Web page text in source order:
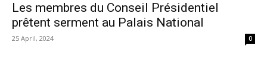
Les membres du Conseil Présidentiel
prêtent serment au Palais National
25 April, 2024 0